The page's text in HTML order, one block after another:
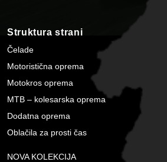
Struktura strani
Čelade
Motoristična oprema
Motokros oprema
MTB – kolesarska oprema
Dodatna oprema
Oblačila za prosti čas
NOVA KOLEKCIJA